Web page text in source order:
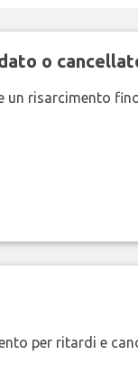
o
risarcimento
per ritardi e